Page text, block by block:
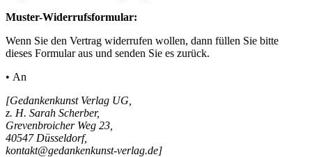
Muster-Widerrufsformular:
Wenn Sie den Vertrag widerrufen wollen, dann füllen Sie bitte
dieses Formular aus und senden Sie es zurück.
• An
[Gedankenkunst Verlag UG,
z. H. Sarah Scherber,
Grevenbroicher Weg 23,
40547 Düsseldorf,
kontakt@gedankenkunst-verlag.de]